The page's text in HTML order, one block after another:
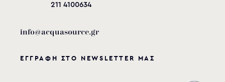
211 4100634
info@acquasource.gr
ΕΓΓΡΑΦΗ ΣΤΟ NEWSLETTER ΜΑΣ